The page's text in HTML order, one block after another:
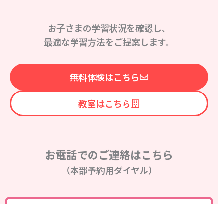
お子さまの学習状況を確認し、
最適な学習方法をご提案します。
無料体験はこちら
教室はこちら
お電話でのご連絡はこちら
（本部予約用ダイヤル）